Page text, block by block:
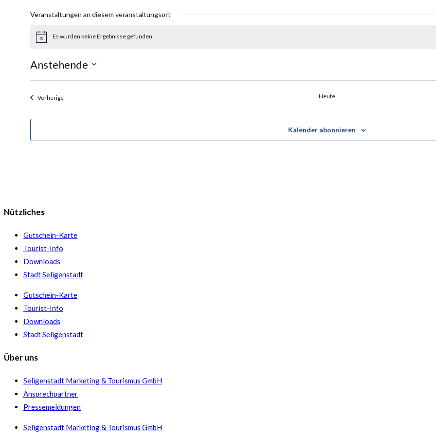
Veranstaltungen an diesem veranstaltungsort
HinweisEs wurden keine Ergebnisse gefunden.
Anstehende
VorherigeVeranstaltungen Heute
Kalender abonnieren
Nützliches
Gutschein-Karte
Tourist-Info
Downloads
Stadt Seligenstadt
Gutschein-Karte
Tourist-Info
Downloads
Stadt Seligenstadt
Über uns
Seligenstadt Marketing & Tourismus GmbH
Ansprechpartner
Pressemeldungen
Seligenstadt Marketing & Tourismus GmbH